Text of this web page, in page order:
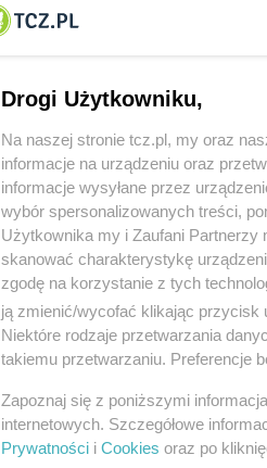
Drogi Użytkowniku,
Na naszej stronie tcz.pl, my oraz
informacje na urządzeniu oraz
informacje wysyłane przez
wybór spersonalizowanych treści,
Użytkownika my i Zaufani Partnerzy
skanować charakterystykę
zgodę na korzystanie z tych
ją zmienić/wycofać klikając przycisk
Niektóre rodzaje przetwarzania
takiemu przetwarzaniu. Preferencje
Zapoznaj się z poniższymi
internetowych. Szczegółowe
Prywatności i Cookies oraz po